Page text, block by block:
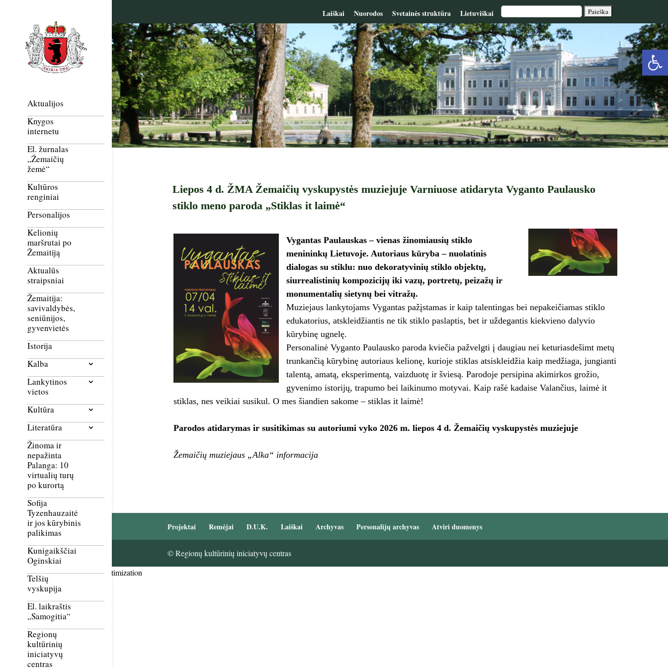
Laiškai Nuorodos Svetainės struktūra Lietuviškai
Aktualijos
Knygos
internetu
El. žurnalas
„Žemaičių
žemė“
Kultūros
renginiai
Personalijos
Kelionių
maršrutai po
Žemaitiją
Aktualūs
straipsniai
Žemaitija:
savivaldybės,
seniūnijos,
gyvenvietės
Istorija
Kalba
Lankytinos
vietos
Kultūra
Literatūra
Žinoma ir
nepažinta
Palanga: 10
virtualių turų
po kurortą
Sofija
Tyzenhauzaitė
ir jos kūrybinis
palikimas
Kunigaikščiai
Oginskiai
Telšių
vyskupija
El. laikraštis
„Samogitia“
Regionų
kultūrinių
iniciatyvų
centras
Liepos 4 d. ŽMA Žemaičių vyskupystės muziejuje Varniuose atidaryta Vyganto Paulausko
stiklo meno paroda „Stiklas it laimė“
Vygantas Paulauskas – vienas žinomiausių stiklo
menininkų Lietuvoje. Autoriaus kūryba – nuolatinis
dialogas su stiklu: nuo dekoratyvinių stiklo objektų,
siurrealistinių kompozicijų iki vazų, portretų, peizažų ir
monumentalių sietynų bei vitražų.
Muziejaus lankytojams Vygantas pažįstamas ir kaip talentingas bei nepakeičiamas stiklo
edukatorius, atskleidžiantis ne tik stiklo paslaptis, bet ir uždegantis kiekvieno dalyvio
kūrybinę ugnelę.
Personalinė Vyganto Paulausko paroda kviečia pažvelgti į daugiau nei keturiasdešimt metų
trunkančią kūrybinę autoriaus kelionę, kurioje stiklas atsiskleidžia kaip medžiaga, jungianti
talentą, amatą, eksperimentą, vaizduotę ir šviesą. Parodoje persipina akimirkos grožio,
gyvenimo istorijų, trapumo bei laikinumo motyvai. Kaip rašė kadaise Valančius, laimė it
stiklas, nes veikiai susikul. O mes šiandien sakome – stiklas it laimė!
Parodos atidarymas ir susitikimas su autoriumi vyko 2026 m. liepos 4 d. Žemaičių vyskupystės muziejuje
Žemaičių muziejaus „Alka“ informacija
Projektai Remėjai D.U.K. Laiškai Archyvas Personalijų archyvas Atviri duomenys
© Regionų kultūrinių iniciatyvų centras
Smush Image Compression and Optimization